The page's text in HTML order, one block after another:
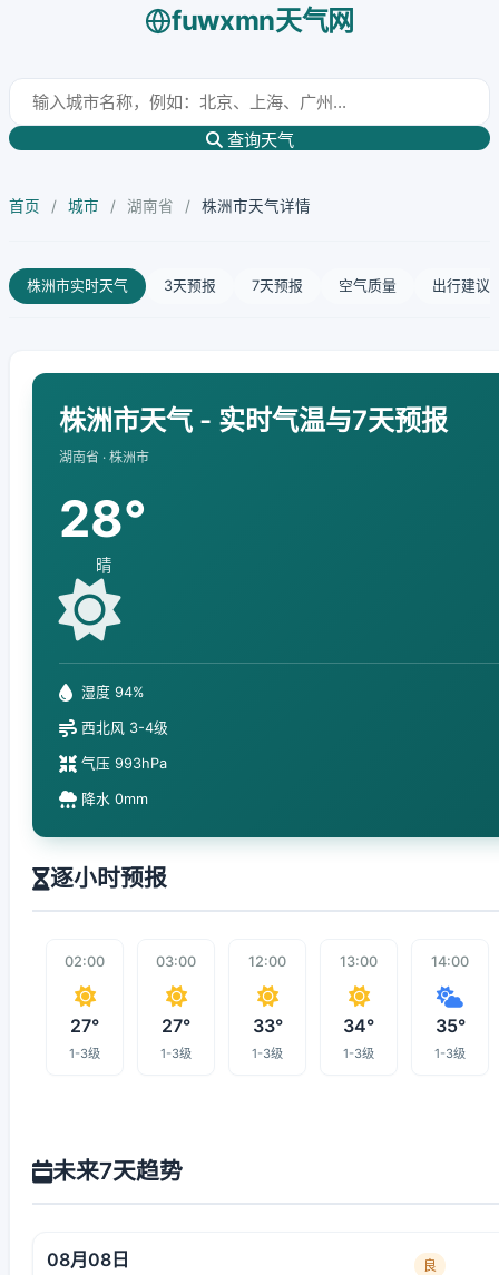
fuwxmn天气网
查询天气
首页 / 城市 / 湖南省 / 株洲市天气详情
株洲市实时天气 3天预报 7天预报 空气质量 出行建议
株洲市天气 - 实时气温与7天预报
湖南省 · 株洲市
28°
晴
湿度 94%
西北风 3-4级
气压 993hPa
降水 0mm
逐小时预报
02:00
27°
1-3级
03:00
27°
1-3级
12:00
33°
1-3级
13:00
34°
1-3级
14:00
35°
1-3级
未来7天趋势
08月08日 良